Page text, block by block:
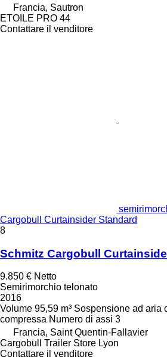
Francia, Sautron
ETOILE PRO 44
Contattare il venditore
Cargobull Curtainsider Standard
8
Schmitz Cargobull
9.850 € Netto
Semirimorchio telonato
2016
Volume 95,59 m³ Sospensione ad aria
compressa Numero di assi 3
Francia, Saint Quentin-Fallavier
Cargobull Trailer Store Lyon
Contattare il venditore